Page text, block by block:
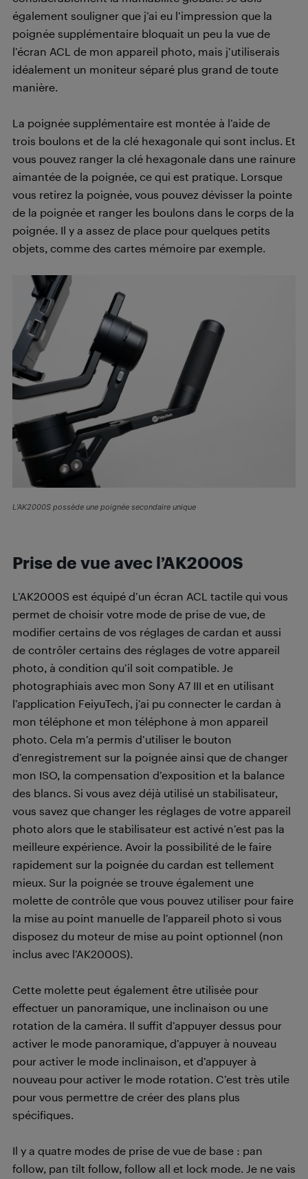
également souligner que j’ai eu l’impression que la
poignée supplémentaire bloquait un peu la vue de
l’écran ACL de mon appareil photo, mais j’utiliserais
idéalement un moniteur séparé plus grand de toute
manière.
La poignée supplémentaire est montée à l’aide de
trois boulons et de la clé hexagonale qui sont inclus. Et
vous pouvez ranger la clé hexagonale dans une rainure
aimantée de la poignée, ce qui est pratique. Lorsque
vous retirez la poignée, vous pouvez dévisser la pointe
de la poignée et ranger les boulons dans le corps de la
poignée. Il y a assez de place pour quelques petits
objets, comme des cartes mémoire par exemple.
L’AK2000S possède une poignée secondaire unique
Prise de vue avec l’AK2000S
L’AK2000S est équipé d’un écran ACL tactile qui vous
permet de choisir votre mode de prise de vue, de
modifier certains de vos réglages de cardan et aussi
de contrôler certains des réglages de votre appareil
photo, à condition qu’il soit compatible. Je
photographiais avec mon Sony A7 III et en utilisant
l’application FeiyuTech, j’ai pu connecter le cardan à
mon téléphone et mon téléphone à mon appareil
photo. Cela m’a permis d’utiliser le bouton
d’enregistrement sur la poignée ainsi que de changer
mon ISO, la compensation d’exposition et la balance
des blancs. Si vous avez déjà utilisé un stabilisateur,
vous savez que changer les réglages de votre appareil
photo alors que le stabilisateur est activé n’est pas la
meilleure expérience. Avoir la possibilité de le faire
rapidement sur la poignée du cardan est tellement
mieux. Sur la poignée se trouve également une
molette de contrôle que vous pouvez utiliser pour faire
la mise au point manuelle de l’appareil photo si vous
disposez du moteur de mise au point optionnel (non
inclus avec l’AK2000S).
Cette molette peut également être utilisée pour
effectuer un panoramique, une inclinaison ou une
rotation de la caméra. Il suffit d’appuyer dessus pour
activer le mode panoramique, d’appuyer à nouveau
pour activer le mode inclinaison, et d’appuyer à
nouveau pour activer le mode rotation. C’est très utile
pour vous permettre de créer des plans plus
spécifiques.
Il y a quatre modes de prise de vue de base : pan
follow, pan tilt follow, follow all et lock mode. Je ne vais